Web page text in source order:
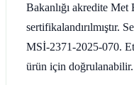
Bakanlığı akredite Met
sertifikalandırılmıştır.
MSİ-2371-2025-070.
ürün için doğrulanabilir.